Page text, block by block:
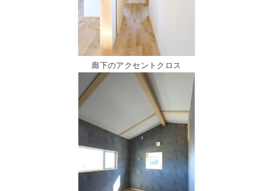
廊下のアクセントクロス